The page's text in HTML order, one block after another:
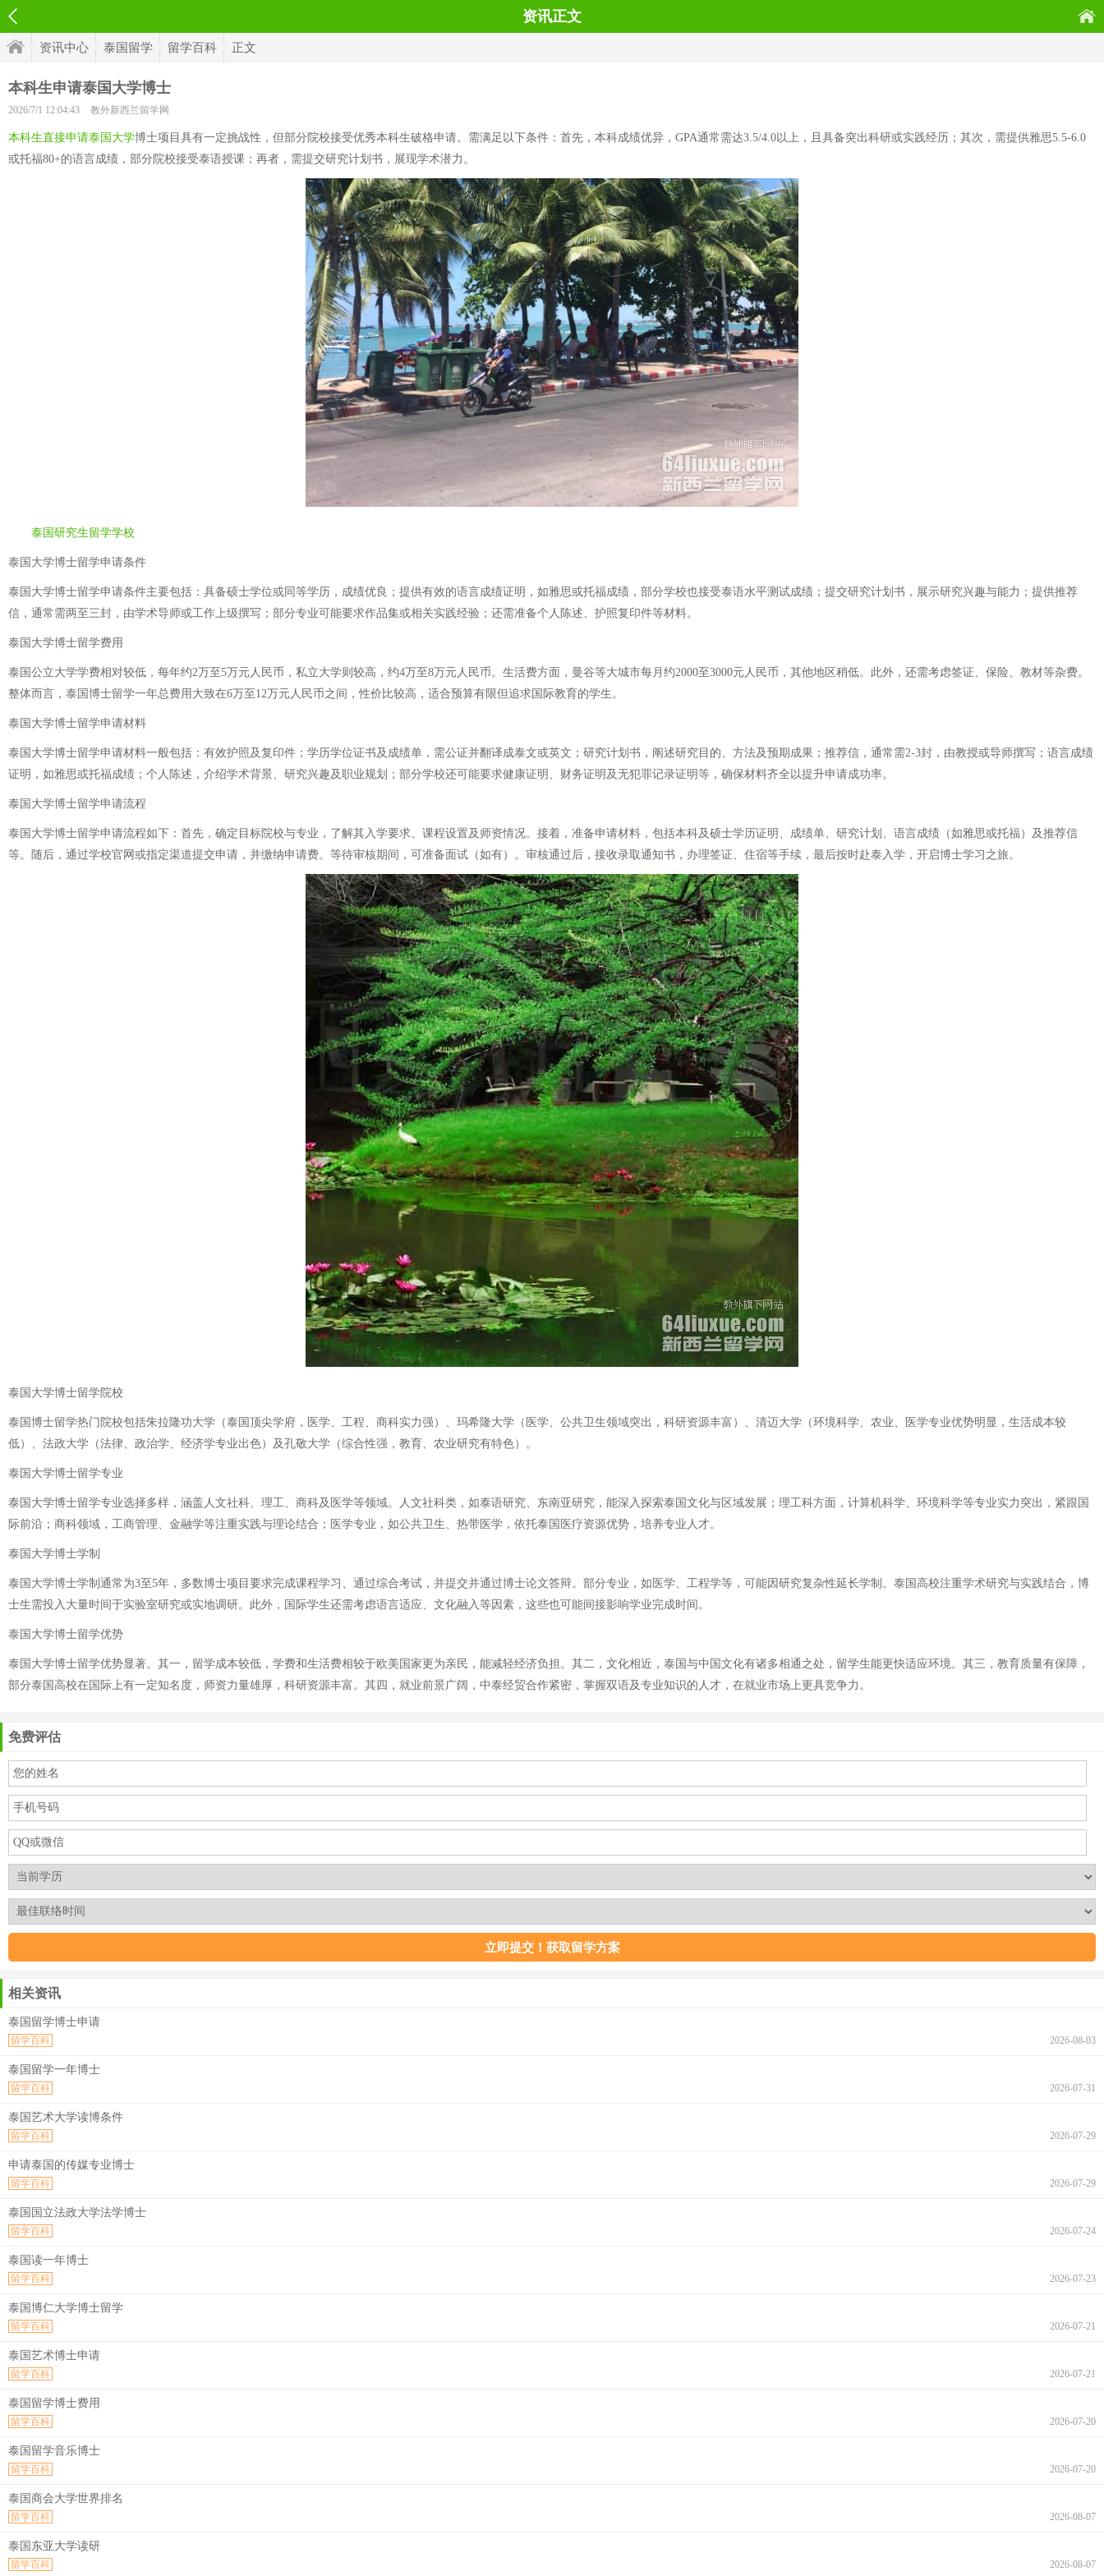
资讯正文
资讯中心 泰国留学 留学百科 正文
本科生申请泰国大学博士
2026/7/1 12:04:43 教外新西兰留学网
本科生直接申请泰国大学博士项目具有一定挑战性，但部分院校接受优秀本科生破格申请。需满足以下条件：首先，本科成绩优异，GPA通常需达3.5/4.0以上，且具备突出科研或实践经历；其次，需提供雅思5.5-6.0
或托福80+的语言成绩，部分院校接受泰语授课；再者，需提交研究计划书，展现学术潜力。
泰国研究生留学学校
泰国大学博士留学申请条件
泰国大学博士留学申请条件主要包括：具备硕士学位或同等学历，成绩优良；提供有效的语言成绩证明，如雅思或托福成绩，部分学校也接受泰语水平测试成绩；提交研究计划书，展示研究兴趣与能力；提供推荐
信，通常需两至三封，由学术导师或工作上级撰写；部分专业可能要求作品集或相关实践经验；还需准备个人陈述、护照复印件等材料。
泰国大学博士留学费用
泰国公立大学学费相对较低，每年约2万至5万元人民币，私立大学则较高，约4万至8万元人民币。生活费方面，曼谷等大城市每月约2000至3000元人民币，其他地区稍低。此外，还需考虑签证、保险、教材等杂费。
整体而言，泰国博士留学一年总费用大致在6万至12万元人民币之间，性价比较高，适合预算有限但追求国际教育的学生。
泰国大学博士留学申请材料
泰国大学博士留学申请材料一般包括：有效护照及复印件；学历学位证书及成绩单，需公证并翻译成泰文或英文；研究计划书，阐述研究目的、方法及预期成果；推荐信，通常需2-3封，由教授或导师撰写；语言成绩
证明，如雅思或托福成绩；个人陈述，介绍学术背景、研究兴趣及职业规划；部分学校还可能要求健康证明、财务证明及无犯罪记录证明等，确保材料齐全以提升申请成功率。
泰国大学博士留学申请流程
泰国大学博士留学申请流程如下：首先，确定目标院校与专业，了解其入学要求、课程设置及师资情况。接着，准备申请材料，包括本科及硕士学历证明、成绩单、研究计划、语言成绩（如雅思或托福）及推荐信
等。随后，通过学校官网或指定渠道提交申请，并缴纳申请费。等待审核期间，可准备面试（如有）。审核通过后，接收录取通知书，办理签证、住宿等手续，最后按时赴泰入学，开启博士学习之旅。
泰国大学博士留学院校
泰国博士留学热门院校包括朱拉隆功大学（泰国顶尖学府，医学、工程、商科实力强）、玛希隆大学（医学、公共卫生领域突出，科研资源丰富）、清迈大学（环境科学、农业、医学专业优势明显，生活成本较
低）、法政大学（法律、政治学、经济学专业出色）及孔敬大学（综合性强，教育、农业研究有特色）。
泰国大学博士留学专业
泰国大学博士留学专业选择多样，涵盖人文社科、理工、商科及医学等领域。人文社科类，如泰语研究、东南亚研究，能深入探索泰国文化与区域发展；理工科方面，计算机科学、环境科学等专业实力突出，紧跟国
际前沿；商科领域，工商管理、金融学等注重实践与理论结合；医学专业，如公共卫生、热带医学，依托泰国医疗资源优势，培养专业人才。
泰国大学博士学制
泰国大学博士学制通常为3至5年，多数博士项目要求完成课程学习、通过综合考试，并提交并通过博士论文答辩。部分专业，如医学、工程学等，可能因研究复杂性延长学制。泰国高校注重学术研究与实践结合，博
士生需投入大量时间于实验室研究或实地调研。此外，国际学生还需考虑语言适应、文化融入等因素，这些也可能间接影响学业完成时间。
泰国大学博士留学优势
泰国大学博士留学优势显著。其一，留学成本较低，学费和生活费相较于欧美国家更为亲民，能减轻经济负担。其二，文化相近，泰国与中国文化有诸多相通之处，留学生能更快适应环境。其三，教育质量有保障，
部分泰国高校在国际上有一定知名度，师资力量雄厚，科研资源丰富。其四，就业前景广阔，中泰经贸合作紧密，掌握双语及专业知识的人才，在就业市场上更具竞争力。
免费评估
相关资讯
泰国留学博士申请
2026-08-03
留学百科
泰国留学一年博士
2026-07-31
留学百科
泰国艺术大学读博条件
2026-07-29
留学百科
申请泰国的传媒专业博士
2026-07-29
留学百科
泰国国立法政大学法学博士
2026-07-24
留学百科
泰国读一年博士
2026-07-23
留学百科
泰国博仁大学博士留学
2026-07-21
留学百科
泰国艺术博士申请
2026-07-21
留学百科
泰国留学博士费用
2026-07-20
留学百科
泰国留学音乐博士
2026-07-20
留学百科
泰国商会大学世界排名
2026-08-07
留学百科
泰国东亚大学读研
2026-08-07
留学百科